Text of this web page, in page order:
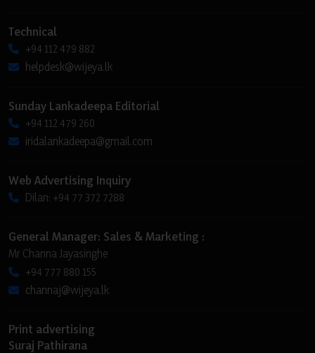
Technical
+94 112 479 882
helpdesk@wijeya.lk
Sunday Lankadeepa Editorial
+94 112 479 260
iridalankadeepa@gmail.com
Web Advertising Inquiry
Dilan: +94 77 372 7288
General Manager: Sales & Marketing :
Mr Channa Jayasinghe
+94 777 880 155
channaj@wijeya.lk
Print advertising
Suraj Pathirana